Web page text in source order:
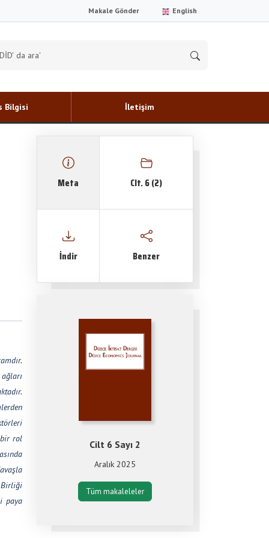
Makale Gönder English
Bilgisi İletişim
bir rol
paya
Meta Clt. 6 (2)
İndir Benzer
Cilt 6 Sayı 2
Aralık 2025
Tüm makaleleler